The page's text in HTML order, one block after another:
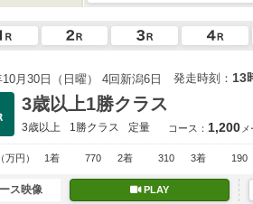
10月30日（日曜） 4回新潟6日 発走時刻： 13
3歳以上1勝クラス
3歳以上 1勝クラス 定量 コース： 1,200
（万円） 1着 770 2着 310 3着 190
ス映像 PLAY